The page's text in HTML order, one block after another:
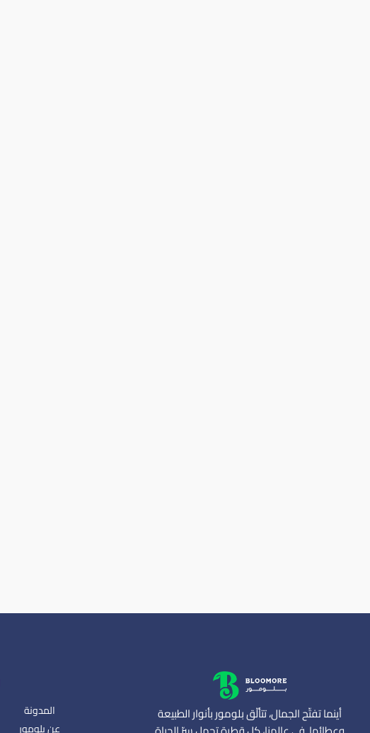
أينما تفتّح الجمال، تتألّق بلومور بأنوار الطبيعة
المدونة
عن بلومور